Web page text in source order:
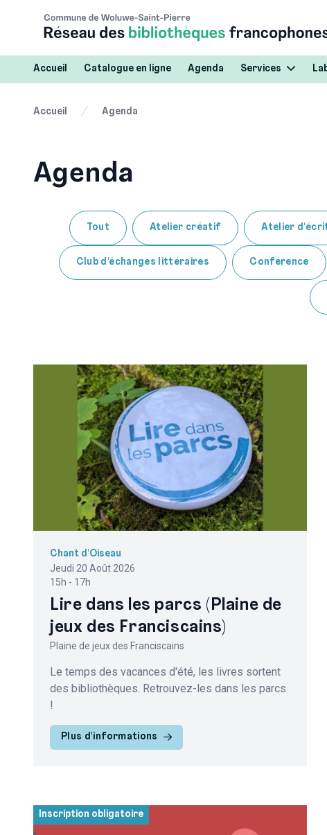
Accueil Catalogue en ligne Agenda Services
Accueil Agenda
Agenda
Tout Atelier créatif Atelier
Club d'échanges littéraires Conférence
Chant d'Oiseau
Jeudi 20 Août 2026
15h - 17h
Lire dans les parcs (Plaine de
jeux des Franciscains)
Plaine de jeux des Franciscains
Le temps des vacances d'été, les livres sortent
des bibliothèques. Retrouvez-les dans les parcs
!
Plus d'informations
Inscription obligatoire